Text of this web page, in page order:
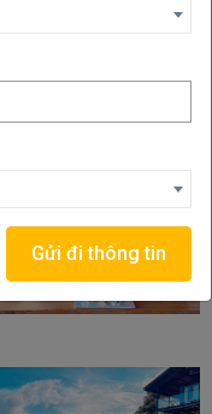
Gửi đi thông tin